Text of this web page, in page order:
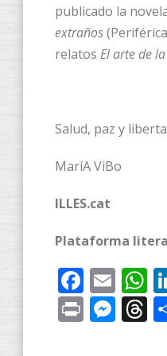
publicado la
extraños
relatos El arte de
Salud, paz y
MaríA ViBo
ILLES.cat
Plataforma
Print